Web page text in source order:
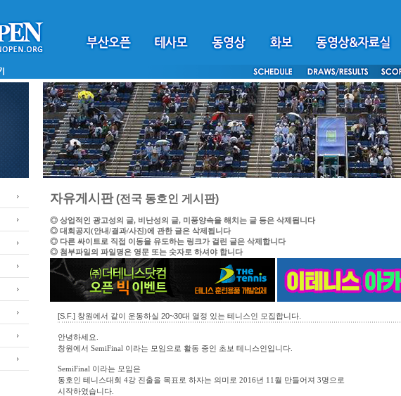
자유게시판(전국 동호인 게시판)
◎ 상업적인 광고성의 글, 비난성의 글, 미풍양속을 해치는 글 등은 삭제됩니다
◎ 대회공지(안내/결과/사진)에 관한 글은 삭제됩니다
◎ 다른 싸이트로 직접 이동을 유도하는 링크가 걸린 글은 삭제합니다
◎ 첨부파일의 파일명은 영문 또는 숫자로 하셔야 합니다
[S.F.] 창원에서 같이 운동하실 20~30대 열정 있는 테니스인 모집합니다.
안녕하세요
창원에서 SemiFinal 이라는 모임으로 활동 중인 초보 테니스인입니다
SemiFinal 이라는 모임은
동호인 테니스대회 4강 진출을 목표로 하자는 의미로 2016년 11 월 만들어져 3명으로
시작하였습니다